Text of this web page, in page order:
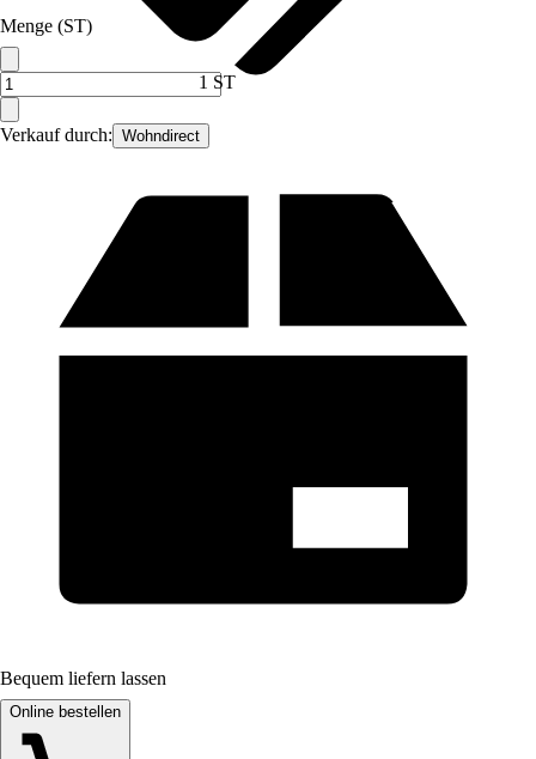
Verkauf durch: Wohndirect
Menge (ST)
1 ST
Bequem liefern lassen
Online bestellen